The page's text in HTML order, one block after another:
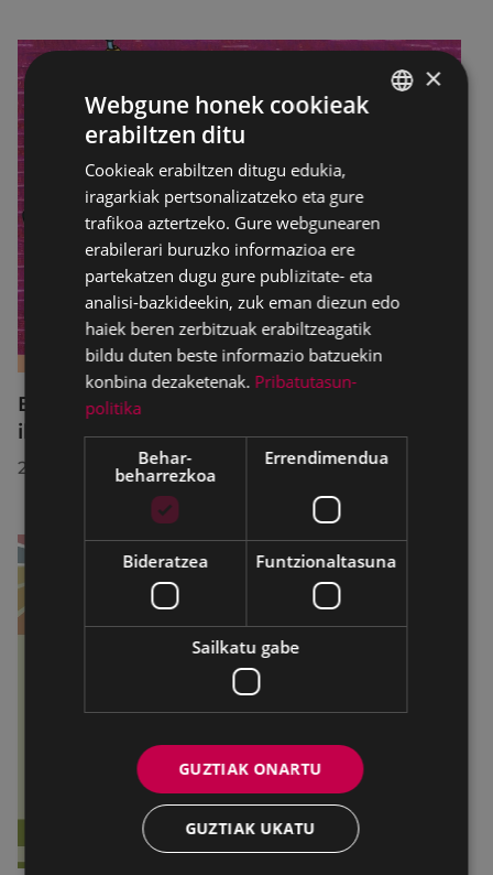
B2 eta C1 mailetako azterketak prestatzeko
ikastaro laburra Udal Euskaltegian
2026/07/13
×
Webgune honek cookieak
erabiltzen ditu
Cookieak erabiltzen ditugu edukia,
iragarkiak pertsonalizatzeko eta gure
trafikoa aztertzeko. Gure webgunearen
erabilerari buruzko informazioa ere
partekatzen dugu gure publizitate- eta
analisi-bazkideekin, zuk eman diezun edo
haiek beren zerbitzuak erabiltzeagatik
bildu duten beste informazio batzuekin
konbina dezaketenak. Pribatutasun-
politika
Behar-
beharrezkoa
Errendimendua
Bideratzea Funtzionaltasuna
Sailkatu gabe
GUZTIAK ONARTU
GUZTIAK UKATU